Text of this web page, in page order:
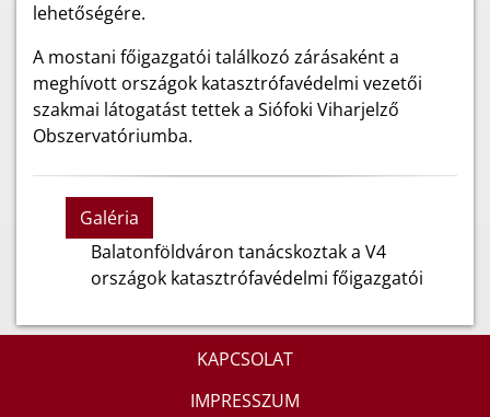
lehetőségére.
A mostani főigazgatói találkozó zárásaként a
meghívott országok katasztrófavédelmi vezetői
szakmai látogatást tettek a Siófoki Viharjelző
Obszervatóriumba.
Galéria
Balatonföldváron tanácskoztak a V4
országok katasztrófavédelmi főigazgatói
KAPCSOLAT
IMPRESSZUM